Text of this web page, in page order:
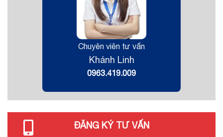
Chuyên viên tư vấn
Khánh Linh
0963.419.009
ĐĂNG KÝ TƯ VẤN